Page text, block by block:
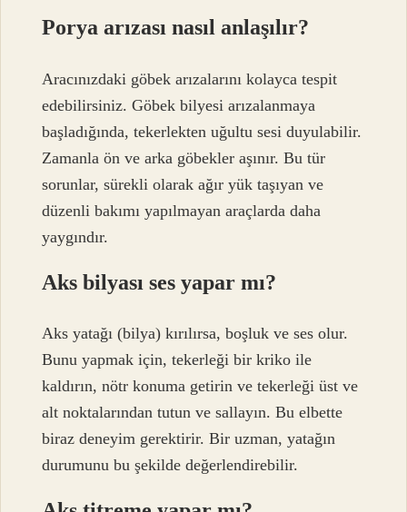
Porya arızası nasıl anlaşılır?
Aracınızdaki göbek arızalarını kolayca tespit
edebilirsiniz. Göbek bilyesi arızalanmaya
başladığında, tekerlekten uğultu sesi duyulabilir.
Zamanla ön ve arka göbekler aşınır. Bu tür
sorunlar, sürekli olarak ağır yük taşıyan ve
düzenli bakımı yapılmayan araçlarda daha
yaygındır.
Aks bilyası ses yapar mı?
Aks yatağı (bilya) kırılırsa, boşluk ve ses olur.
Bunu yapmak için, tekerleği bir kriko ile
kaldırın, nötr konuma getirin ve tekerleği üst ve
alt noktalarından tutun ve sallayın. Bu elbette
biraz deneyim gerektirir. Bir uzman, yatağın
durumunu bu şekilde değerlendirebilir.